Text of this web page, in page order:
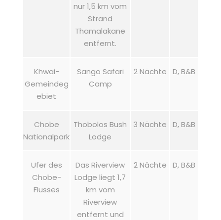
nur 1,5 km vom
Strand
Thamalakane
entfernt.
Khwai-
Gemeindeg
ebiet
Sango Safari
Camp
2 Nächte D, B&B
Chobe
Nationalpark
Thobolos Bush
Lodge
3 Nächte D, B&B
Ufer des
Chobe-
Flusses
Das Riverview
Lodge liegt 1,7
km vom
Riverview
entfernt und
2 Nächte D, B&B